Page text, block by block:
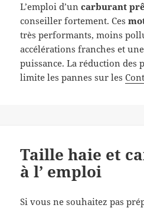
L’emploi d’uncarburant
conseiller fortement. Ces
très performants, moins
accélérations franches et
puissance. La réduction des
limite les pannes sur les
Taille haie et
à l’ emploi
Si vous ne souhaitez pas